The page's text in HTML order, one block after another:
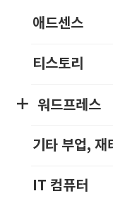
애드센스
티스토리
워드프레스
기타 부업, 재
IT 컴퓨터